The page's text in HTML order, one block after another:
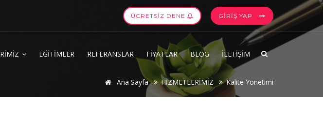
ÜCRETSİZ DENE GİRİŞ YAP
EĞİTİMLER REFERANSLAR FİYATLAR BLOG İLETİŞİM
Ana Sayfa HİZMETLERİMİZ Kalite Yönetimi